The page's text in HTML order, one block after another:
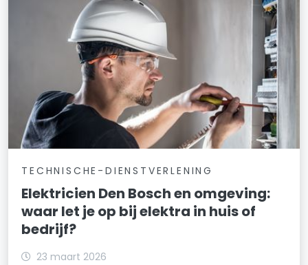
TECHNISCHE-DIENSTVERLENING
Elektricien Den Bosch en omgeving:
waar let je op bij elektra in huis of
bedrijf?
23 maart 2026